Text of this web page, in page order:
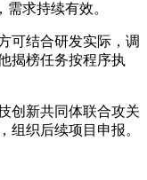
求持续有效。
可结合研发实际，调
揭榜任务按程序执
创新共同体联合攻关
组织后续项目申报。